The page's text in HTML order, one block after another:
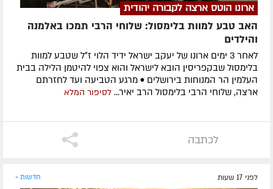
ארונו הוטס ארצה לקבורה יהודית
האב טבע למוות בלימסול: שלוחי הרבי תמכו באלמנה
והילדים
לאחר 3 ימים ארונו של יעקב ישראל ידיד הלוי ז״ל שטבע למוות
בלימסול שבקפריסין הובא לישראל והוא צפוי להיטמן הלילה בבית
העלמין הר המנוחות בירושלים • מרגע הטביעה ועד לחזרתם
ארצה, שלוחי הרבי בלימסול הרב יאיר... לסיפור המלא
לכתבה
לפני 17 שעות חדשות »